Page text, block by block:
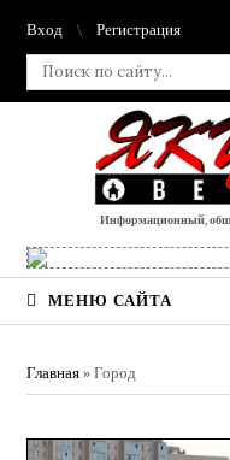
Вход Регистрация
Информационный,
МЕНЮ САЙТА
Главная »Город